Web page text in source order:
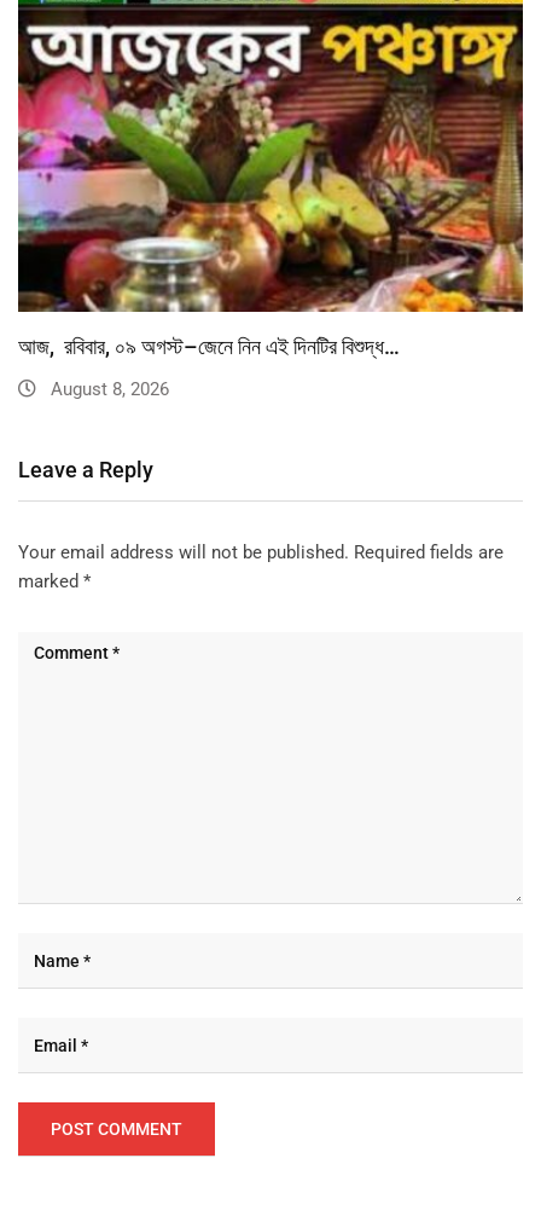
আজ, রবিবার, ০৯ অগস্ট–জেনে নিন এই দিনটির বিশুদ্ধ…
August 8, 2026
Leave a Reply
Your email address will not be published. Required fields are
marked *